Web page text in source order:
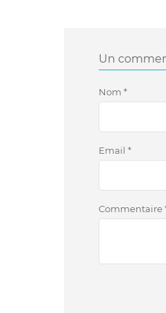
Un
Nom *
Email *
Commentaire